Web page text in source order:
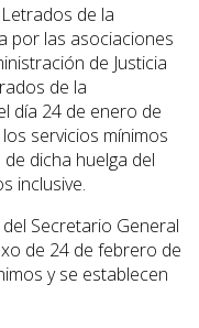
de la
por las asociaciones
de Justicia
de la
día 24 de enero de
servicios mínimos
dicha huelga del
inclusive.
Secretario General
de 24 de febrero de
y se establecen